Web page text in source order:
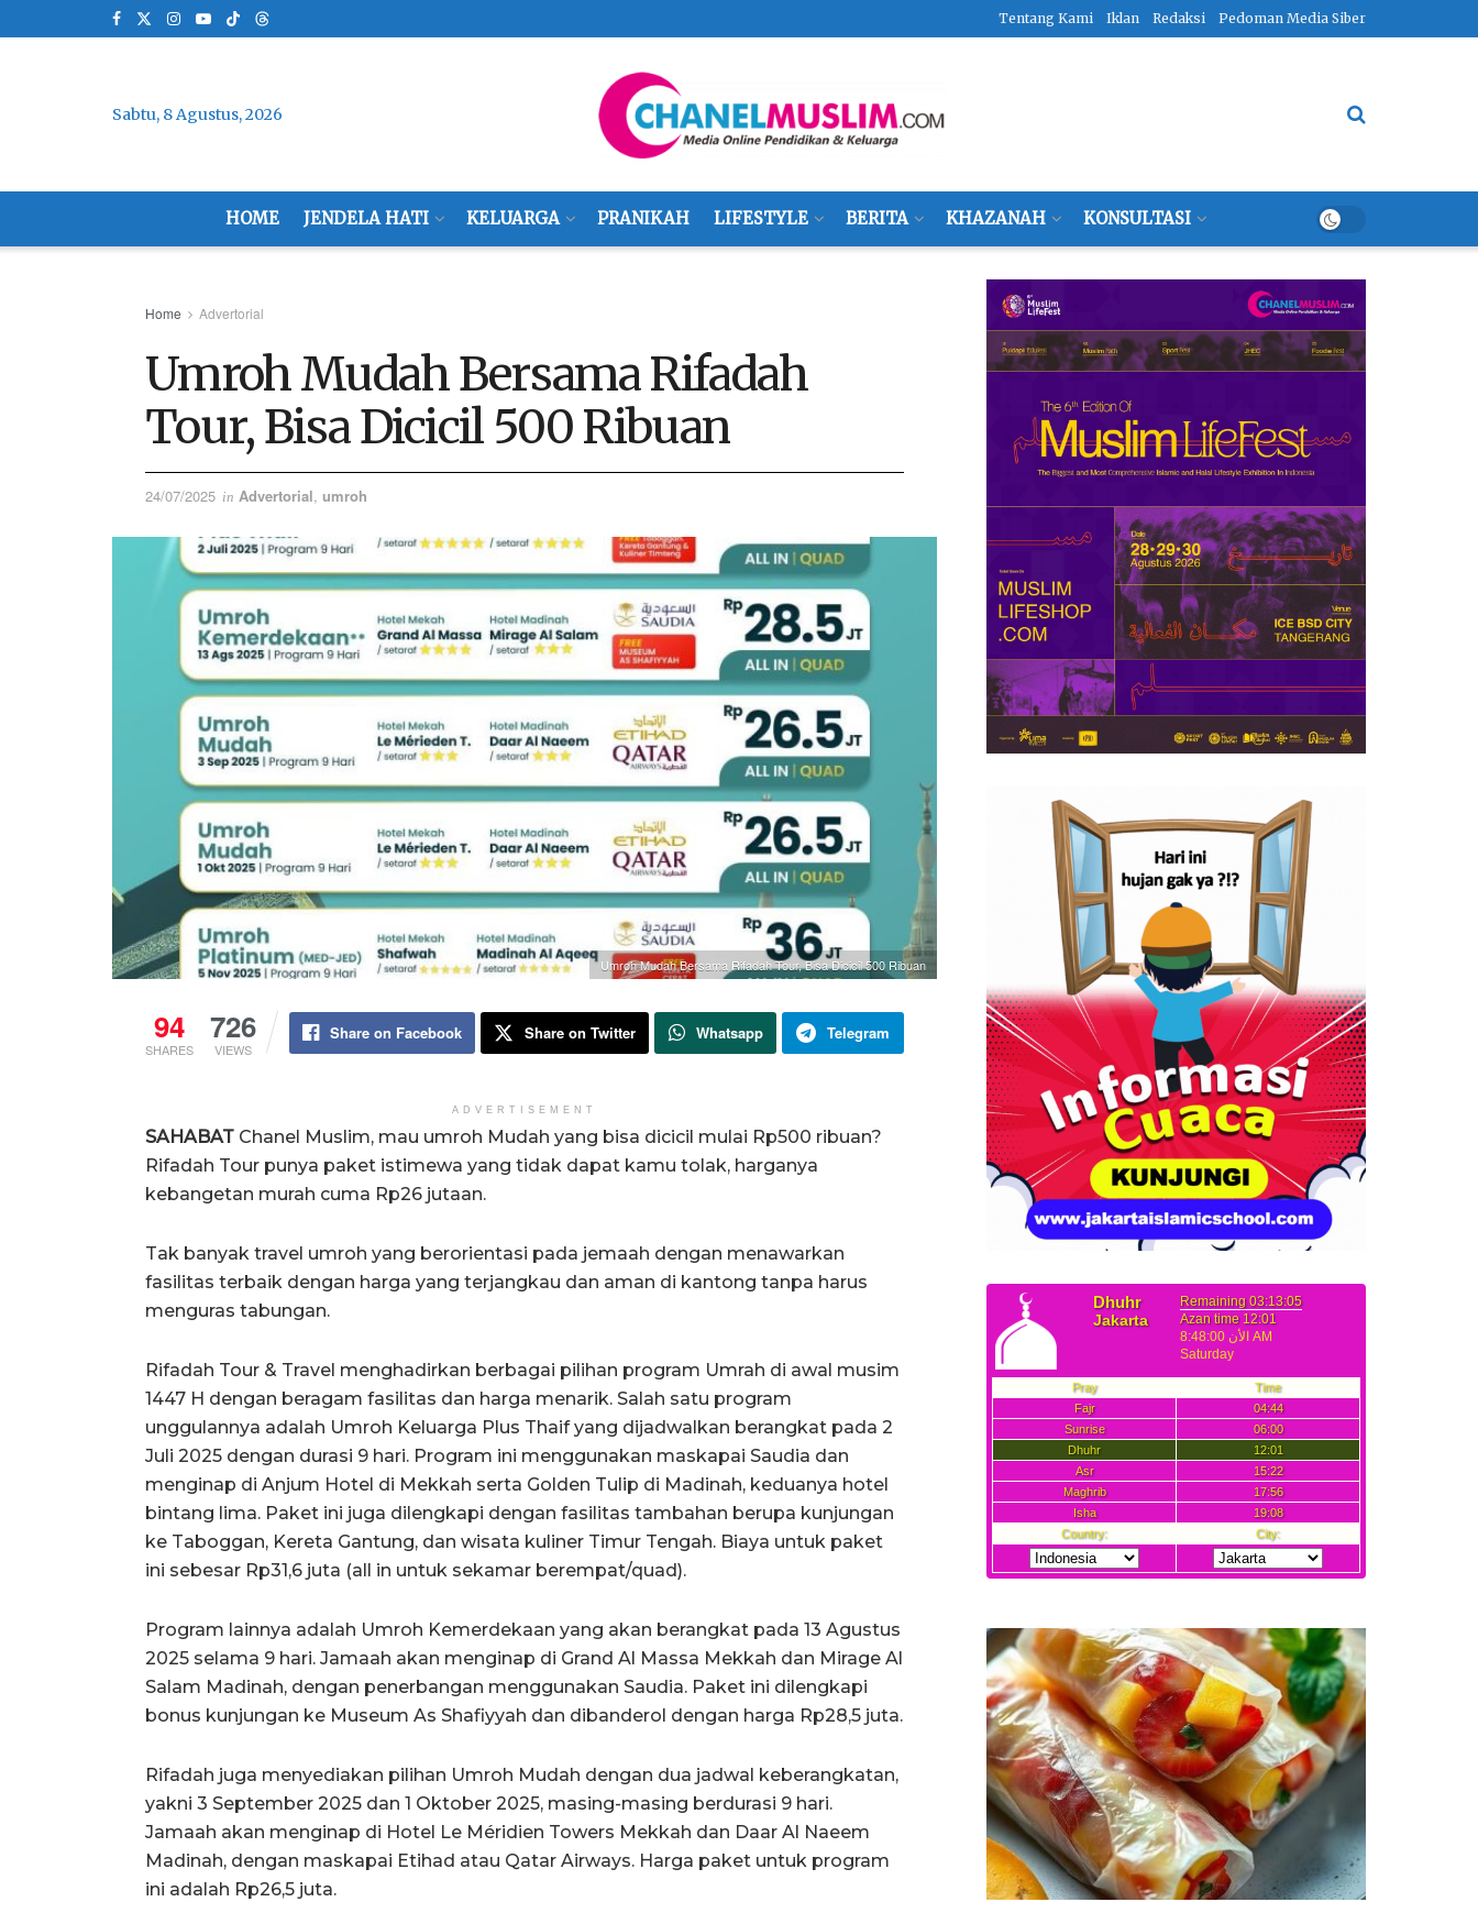
Tentang Kami Iklan Redaksi Pedoman Media Siber
Sabtu, 8 Agustus, 2026
HOME JENDELA HATI KELUARGA PRANIKAH LIFESTYLE BERITA KHAZANAH KONSULTASI
Home Advertorial
Umroh Mudah Bersama Rifadah
Tour, Bisa Dicicil 500 Ribuan
24/07/2025 in Advertorial, umroh
Umroh Mudah Bersama Rifadah Tour, Bisa Dicicil 500 Ribuan
94
SHARES
726
VIEWS
Share on Facebook Share on Twitter Whatsapp Telegram
ADVERTISEMENT
SAHABAT Chanel Muslim, mau umroh Mudah yang bisa dicicil mulai Rp500 ribuan?
Rifadah Tour punya paket istimewa yang tidak dapat kamu tolak, harganya
kebangetan murah cuma Rp26 jutaan.
Tak banyak travel umroh yang berorientasi pada jemaah dengan menawarkan
fasilitas terbaik dengan harga yang terjangkau dan aman di kantong tanpa harus
menguras tabungan.
Rifadah Tour & Travel menghadirkan berbagai pilihan program Umrah di awal musim
1447 H dengan beragam fasilitas dan harga menarik. Salah satu program
unggulannya adalah Umroh Keluarga Plus Thaif yang dijadwalkan berangkat pada 2
Juli 2025 dengan durasi 9 hari. Program ini menggunakan maskapai Saudia dan
menginap di Anjum Hotel di Mekkah serta Golden Tulip di Madinah, keduanya hotel
bintang lima. Paket ini juga dilengkapi dengan fasilitas tambahan berupa kunjungan
ke Taboggan, Kereta Gantung, dan wisata kuliner Timur Tengah. Biaya untuk paket
ini sebesar Rp31,6 juta (all in untuk sekamar berempat/quad).
Program lainnya adalah Umroh Kemerdekaan yang akan berangkat pada 13 Agustus
2025 selama 9 hari. Jamaah akan menginap di Grand Al Massa Mekkah dan Mirage Al
Salam Madinah, dengan penerbangan menggunakan Saudia. Paket ini dilengkapi
bonus kunjungan ke Museum As Shafiyyah dan dibanderol dengan harga Rp28,5 juta.
Rifadah juga menyediakan pilihan Umroh Mudah dengan dua jadwal keberangkatan,
yakni 3 September 2025 dan 1 Oktober 2025, masing-masing berdurasi 9 hari.
Jamaah akan menginap di Hotel Le Méridien Towers Mekkah dan Daar Al Naeem
Madinah, dengan maskapai Etihad atau Qatar Airways. Harga paket untuk program
ini adalah Rp26,5 juta.